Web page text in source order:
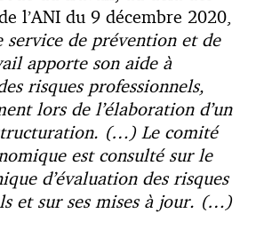
l’ANI du 9 décembre 2020,
de prévention et de
apporte son aide à
risques professionnels,
lors de l’élaboration d’un
(…) Le comité
est consulté sur le
d’évaluation des risques
et sur ses mises à jour. (…)